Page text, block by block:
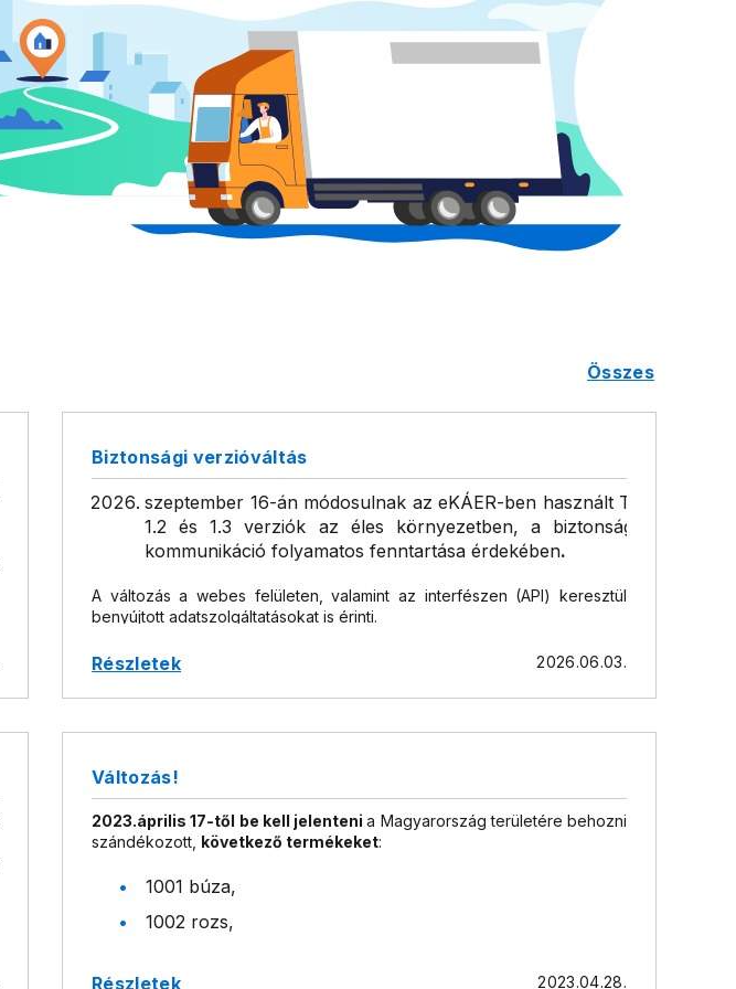
összes
Biztonsági verzióváltás
szeptember 16-án módosulnak az eKÁER-ben használt TLS
1.2 és 1.3 verziók az éles környezetben, a biztonságos
kommunikáció folyamatos fenntartása érdekében.
A változás a webes felületen, valamint az interfészen (API) keresztül
benyújtott adatszolgáltatásokat is érinti.
Az átállás után, azaz 2026. szeptember 17-től támogatott algoritmusok az
DHE-RSA-AES128-GCM-SHA256/TLS1.2, DTLS1.2
DHE-RSA-AES128-CCM/TLS1.2, DTLS1.2
DHE-RSA-AES128-CCM8/TLS1.2, DTLS1.2
DHE-RSA-AES256-GCM-SHA384/TLS1.2, DTLS1.2
ECDHE-RSA-AES128-GCM-SHA256/TLS1.2, DTLS1.2
Részletek 2026.06.03.
Változás!
2023.április 17-től be kell jelentenia Magyarország területére behozni
szándékozott, következő termékeket:
1001 búza,
1002 rozs,
Részletek 2023.04.28.